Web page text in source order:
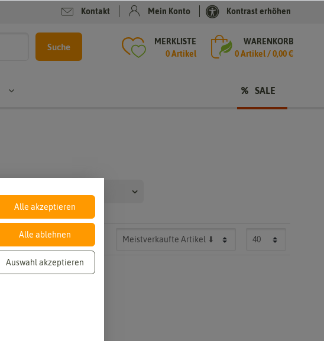
Kontakt Mein Konto Kontrast erhöhen
Suche
MERKLISTE
0 Artikel
WARENKORB
0Artikel /0,00 €
SALE
Alle akzeptieren
Alle ablehnen
Auswahl akzeptieren